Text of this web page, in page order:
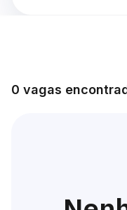
0 vagas